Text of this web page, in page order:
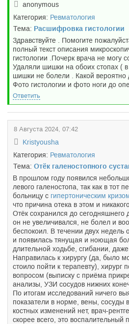
anonymous
Категория: Ревматология
Тема: Расшифровка гистологии
Здравствуйте . Помогите
полный текст описания
гистологии .Почерк врача не могу
Удаляли шишки на обоих стопах ( в
шишки не болели . Какой вероятно
Фото гистологии и фото ноги до
Ответить
8 Августа 2024, 07:42
Kristyousha
Категория: Ревматология
Тема: Отёк галеностопного
В прошлом году появился
левого галеностопа, так как в тот
больницу с гипертоническим
что причина отека в этом и
Отёк сохранился до сегодняшнего
он не увеличивался, не болел и
беспокоил. В течении двух недель
и появилась тянущая и ноющая
длительной ходьбе, сгибании,
Направилась к хирургу (да, было
стоило пойти к терапевту), хирург
вопросом (выписку с приёма
анализы, УЗИ сосудов нижних
По итогам исследований ничего
показатели в норме, вены, сосуды
костных изменений нет, врач-
скорее всего, это воспалительный